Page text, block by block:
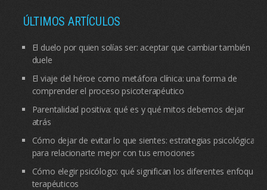
ÚLTIMOS ARTÍCULOS
El duelo por quien solías ser: aceptar que cambiar también
duele
El viaje del héroe como metáfora clínica: una forma de
comprender el proceso psicoterapéutico
Parentalidad positiva: qué es y qué mitos debemos dejar
atrás
Cómo dejar de evitar lo que sientes: estrategias psicológicas
para relacionarte mejor con tus emociones
Cómo elegir psicólogo: qué significan los diferentes enfoques
terapéuticos